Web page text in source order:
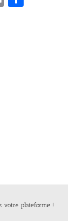
votre plateforme !